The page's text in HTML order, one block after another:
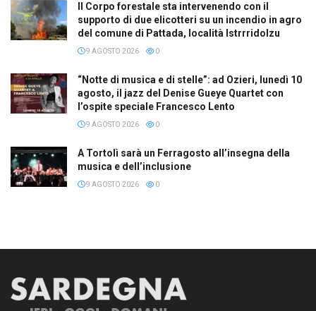
Il Corpo forestale sta intervenendo con il
supporto di due elicotteri su un incendio in agro
del comune di Pattada, località Istrrridolzu
9 AGOSTO 2026 0
“Notte di musica e di stelle”: ad Ozieri, lunedì 10
agosto, il jazz del Denise Gueye Quartet con
l’ospite speciale Francesco Lento
9 AGOSTO 2026 0
A Tortolì sarà un Ferragosto all’insegna della
musica e dell’inclusione
9 AGOSTO 2026 0